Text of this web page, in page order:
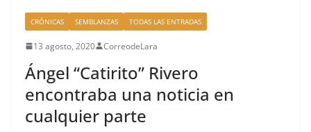
CRÓNICAS SEMBLANZAS TODAS LAS ENTRADAS
13 agosto, 2020 CorreodeLara
Ángel “Catirito” Rivero
encontraba una noticia en
cualquier parte